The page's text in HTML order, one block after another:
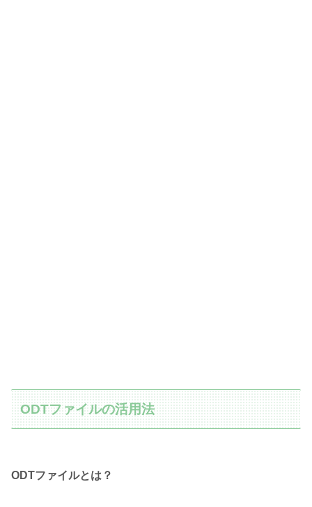
ODTファイルの活用法
ODTファイルとは？